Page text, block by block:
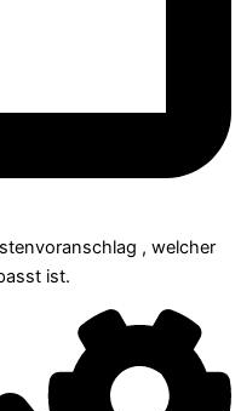
, welcher
ist.